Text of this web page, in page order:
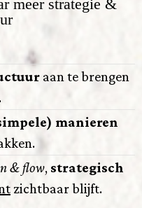
meer strategie &
aan te brengen
manieren
& flow, strategisch
zichtbaar blijft.